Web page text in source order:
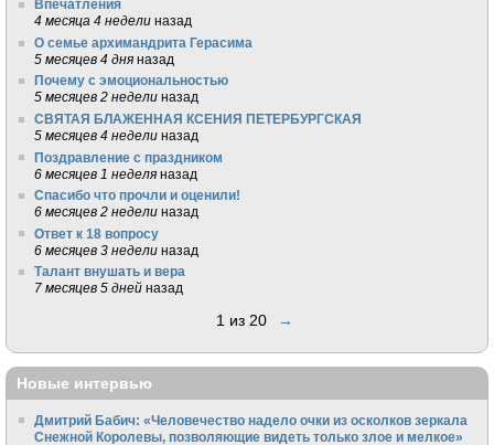
Впечатления
4 месяца 4 недели назад
О семье архимандрита Герасима
5 месяцев 4 дня назад
Почему с эмоциональностью
5 месяцев 2 недели назад
СВЯТАЯ БЛАЖЕННАЯ КСЕНИЯ ПЕТЕРБУРГСКАЯ
5 месяцев 4 недели назад
Поздравление с праздником
6 месяцев 1 неделя назад
Спасибо что прочли и оценили!
6 месяцев 2 недели назад
Ответ к 18 вопросу
6 месяцев 3 недели назад
Талант внушать и вера
7 месяцев 5 дней назад
1 из 20 →
Новые интервью
Дмитрий Бабич: «Человечество надело очки из осколков зеркала
Снежной Королевы, позволяющие видеть только злое и мелкое»